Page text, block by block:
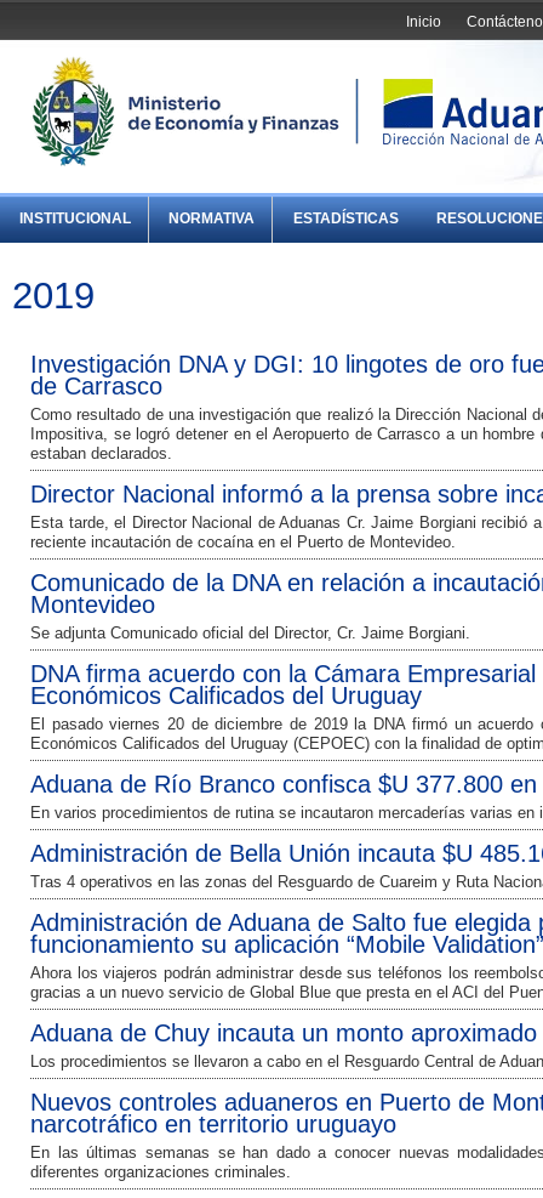
Inicio
INSTITUCIONAL NORMATIVA ESTADÍSTICAS
2019
Investigación DNA y DGI: 10 lingotes de oro
de Carrasco
Como resultado de una investigación que realizó la Dirección Nacional
Impositiva, se logró detener en el Aeropuerto de Carrasco a un
estaban declarados.
Director Nacional informó a la prensa sobre
Esta tarde, el Director Nacional de Aduanas Cr. Jaime Borgiani recibió
reciente incautación de cocaína en el Puerto de Montevideo.
Comunicado de la DNA en relación a
Montevideo
Se adjunta Comunicado oficial del Director, Cr. Jaime Borgiani.
DNA firma acuerdo con la Cámara
Económicos Calificados del Uruguay
El pasado viernes 20 de diciembre de 2019 la DNA firmó un
Económicos Calificados del Uruguay (CEPOEC) con la finalidad de
Aduana de Río Branco confisca $U 377.800
En varios procedimientos de rutina se incautaron mercaderías varias en
Administración de Bella Unión incauta $U
Tras 4 operativos en las zonas del Resguardo de Cuareim y Ruta
Administración de Aduana de Salto fue
funcionamiento su aplicación “Mobile Validation”
Ahora los viajeros podrán administrar desde sus teléfonos los
gracias a un nuevo servicio de Global Blue que presta en el ACI del
Aduana de Chuy incauta un monto
Los procedimientos se llevaron a cabo en el Resguardo Central de
Nuevos controles aduaneros en Puerto de
narcotráfico en territorio uruguayo
En las últimas semanas se han dado a conocer nuevas
diferentes organizaciones criminales.